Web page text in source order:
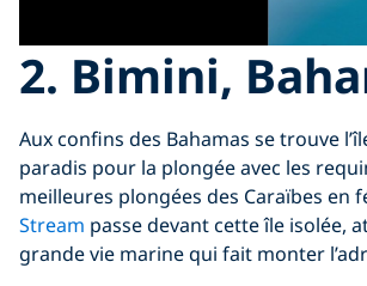
2. Bimini,
Aux confins des Bahamas se trouve
paradis pour la plongée avec les
meilleures plongées des Caraïbes en
Stream passe devant cette île isolée,
grande vie marine qui fait monter